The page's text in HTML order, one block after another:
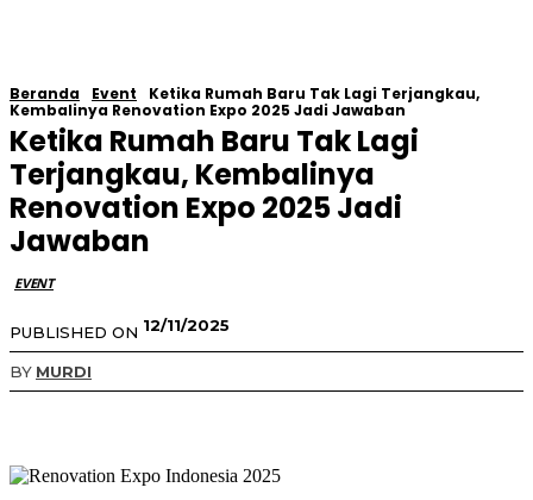
Beranda Event
Ketika Rumah Baru Tak Lagi Terjangkau,
Kembalinya Renovation Expo 2025 Jadi Jawaban
Ketika Rumah Baru Tak Lagi
Terjangkau, Kembalinya
Renovation Expo 2025 Jadi
Jawaban
EVENT
PUBLISHED ON 12/11/2025
BY MURDI